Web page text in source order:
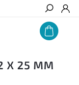
Hledat
X 25 MM